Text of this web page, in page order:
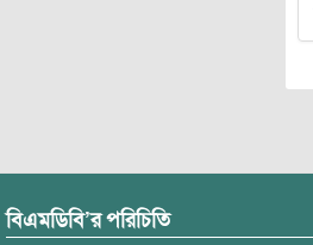
বিএমডিবি’র পরিচিতি